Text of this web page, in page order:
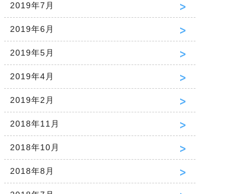
2019年7月
2019年6月
2019年5月
2019年4月
2019年2月
2018年11月
2018年10月
2018年8月